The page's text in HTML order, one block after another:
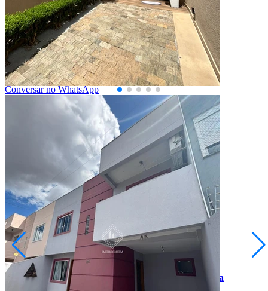
Ponta Grossa/PR
2073265.001
3Quartos
1Suíte
2Vagas
127,00Área Privativa (m²)
Conversar no WhatsApp
Boa Vista
R$ 490.000,00
Sobrado no bairro Palmeirinha ? Região do Boa Vista